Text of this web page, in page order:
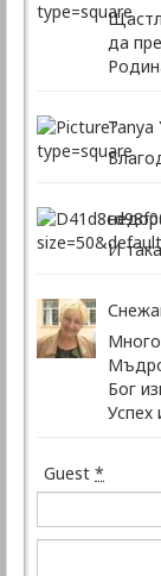
да
Tanya
И
Бог
Успех
Guest *